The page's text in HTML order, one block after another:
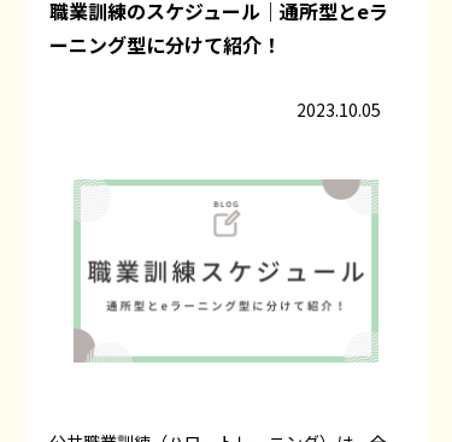
職業訓練のスケジュール｜通所型とeラ
ーニング型に分けて紹介！
2023.10.05